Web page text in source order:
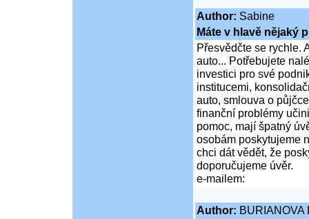
Author: Sabine
Máte v hlavě nějaký
Přesvědčte se rychle.
auto... Potřebujete
investici pro své
institucemi,
auto, smlouva o
finanční problémy
pomoc, mají špatný
osobám poskytujeme
chci dát vědět, že
doporučujeme úvěr.
e-mailem:
Author: BURIANOVA